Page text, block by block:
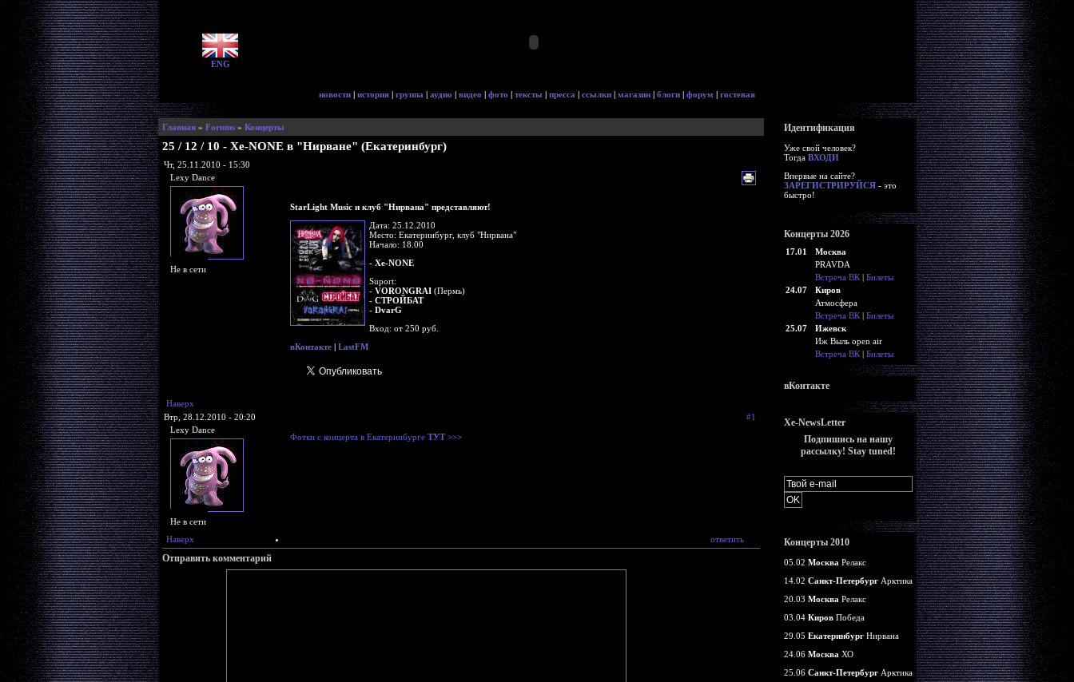
ENG
новости | история | группа | аудио | видео | фото | тексты | пресса | ссылки | магазин | блоги | форум | гостевая
Главная» Forums» Концерты
25 / 12 / 10 - Xe-NONE в "Нирване" (Екатеринбург)
Чт, 25.11.2010 - 15:30
Lexy Dance
Не в сети
StarLight Music и клуб "Нирвана" представляют!
Дата: 25.12.2010
Место: Екатеринбург, клуб "Нирвана"
Начало: 18.00
- Xe-NONE
Suport:
- VORONGRAI(Пермь)
- СТРОЙБАТ
- DvarG
Вход: от 250 руб.
вКонтакте| LastFM
Наверх
Втр, 28.12.2010 - 20:20
#1
Lexy Dance
Не в сети
Фотки с концерта в Екатеринбурге ТУТ >>>
Наверх ответить
Отправить комментарий
Идентификация
Уже свой человек?
Тогда ВХОДИ
Впервые на сайте?
ЗАРЕГИСТРИРУЙСЯ- это
быстро!
Концерты 2026
17.01
Москва
PRAVDA
Встреча ВК| Билеты
24.07
Киров
Атмосфера
Встреча ВК| Билеты
25.07
Ижевск
Иж Выль open air
Встреча ВК| Билеты
вКонтакте
Xe-NewsLetter
Подпишись на нашу
рассылку! Stay tuned!
Концерты 2010
05.02 Москва Релакс
14.02 Санкт-ПетербургАрктика
20.03 Москва Релакс
03.04 КировПобеда
29.05 ЕкатеринбургНирвана
24.06 Москва ХО
25.06 Санкт-ПетербургАрктика